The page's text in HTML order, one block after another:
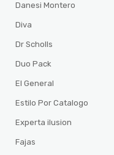
Danesi Montero
Diva
Dr Scholls
Duo Pack
El General
Estilo Por Catalogo
Experta ilusion
Fajas